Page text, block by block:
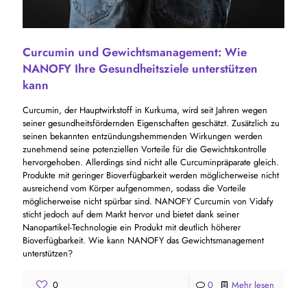
Curcumin und Gewichtsmanagement: Wie
NANOFY Ihre Gesundheitsziele unterstützen
kann
Curcumin, der Hauptwirkstoff in Kurkuma, wird seit Jahren wegen
seiner gesundheitsfördernden Eigenschaften geschätzt. Zusätzlich zu
seinen bekannten entzündungshemmenden Wirkungen werden
zunehmend seine potenziellen Vorteile für die Gewichtskontrolle
hervorgehoben. Allerdings sind nicht alle Curcuminpräparate gleich.
Produkte mit geringer Bioverfügbarkeit werden möglicherweise nicht
ausreichend vom Körper aufgenommen, sodass die Vorteile
möglicherweise nicht spürbar sind. NANOFY Curcumin von Vidafy
sticht jedoch auf dem Markt hervor und bietet dank seiner
Nanopartikel-Technologie ein Produkt mit deutlich höherer
Bioverfügbarkeit. Wie kann NANOFY das Gewichtsmanagement
unterstützen?
0 0 Mehr lesen